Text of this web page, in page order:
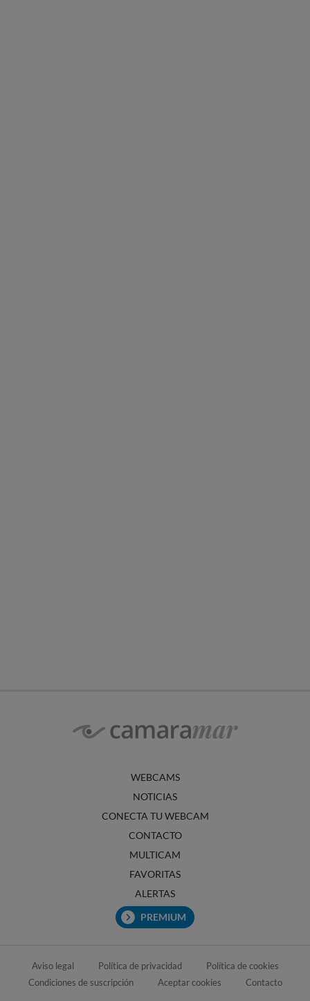
WEBCAMS
NOTICIAS
CONECTA TU WEBCAM
CONTACTO
MULTICAM
FAVORITAS
ALERTAS
PREMIUM
Aviso legal Política de privacidad
Política de cookies
Condiciones de suscripción
Aceptar cookies Contacto